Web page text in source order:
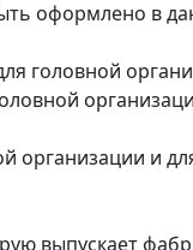
оформлено в
головной
организации и
выпускает